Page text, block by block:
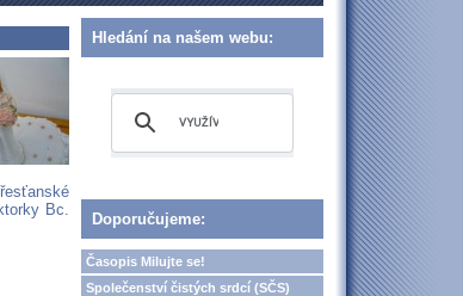
Bc.
Hledání na našem webu:
Doporučujeme:
Časopis Milujte se!
Společenství čistých srdcí (SČS)